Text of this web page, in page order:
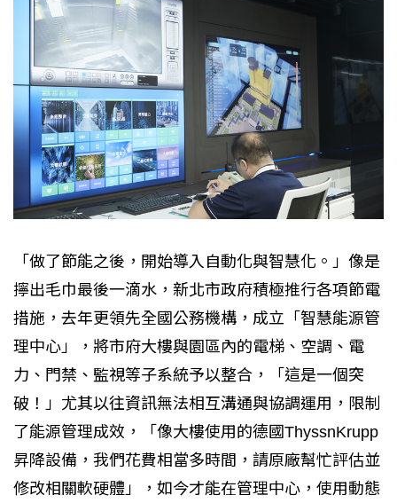
「做了節能之後，開始導入自動化與智慧化。」像是
擰出毛巾最後一滴水，新北市政府積極推行各項節電
措施，去年更領先全國公務機構，成立「智慧能源管
理中心」，將市府大樓與園區內的電梯、空調、電
力、門禁、監視等子系統予以整合，「這是一個突
破！」尤其以往資訊無法相互溝通與協調運用，限制
了能源管理成效，「像大樓使用的德國ThyssnKrupp
昇降設備，我們花費相當多時間，請原廠幫忙評估並
修改相關軟硬體」，如今才能在管理中心，使用動態